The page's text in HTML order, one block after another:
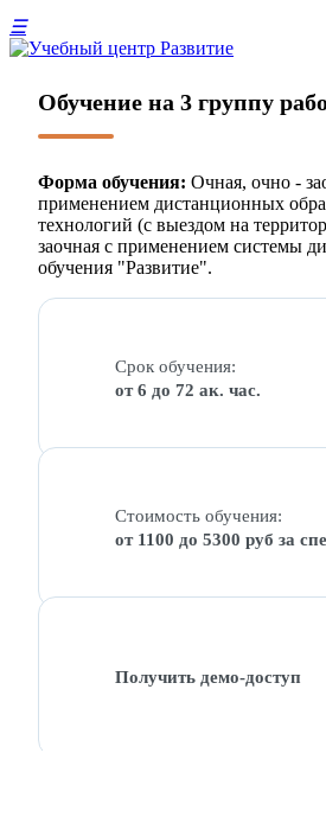
Обучение на 3 группу
Форма обучения: Очная, очно -
применением дистанционных
технологий (с выездом на
заочная с применением системы
обучения "Развитие".
Срок обучения:
от 6 до 72 ак. час.
Стоимость обучения:
от 1100 до 5300 руб за
Получить демо-доступ